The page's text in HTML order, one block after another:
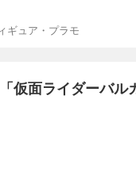
ギュア・プラモ
仮面ライダーバ